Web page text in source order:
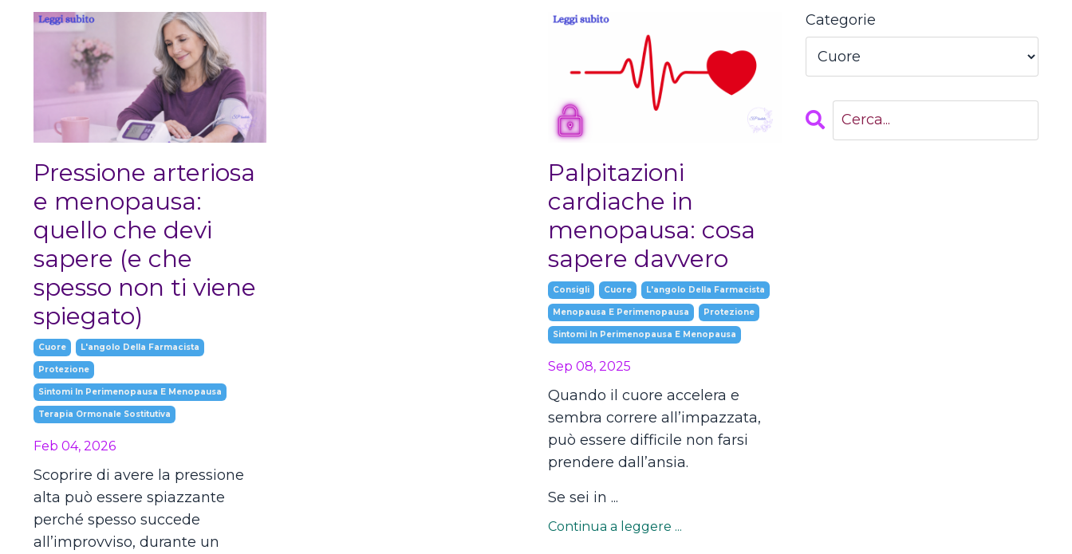
Pressione arteriosa
e menopausa:
quello che devi
sapere (e che
spesso non ti viene
spiegato)
Cuore L'angolo Della Farmacista
Protezione
Sintomi In Perimenopausa E Menopausa
Terapia Ormonale Sostitutiva
Feb 04, 2026
Scoprire di avere la pressione
alta può essere spiazzante
perché spesso succede
all’improvviso, durante un
Palpitazioni
cardiache in
menopausa: cosa
sapere davvero
Consigli Cuore L'angolo Della Farmacista
Menopausa E Perimenopausa Protezione
Sintomi In Perimenopausa E Menopausa
Sep 08, 2025
Quando il cuore accelera e
sembra correre all’impazzata,
può essere difficile non farsi
prendere dall’ansia.
Se sei in ...
Continua a leggere ...
Categorie